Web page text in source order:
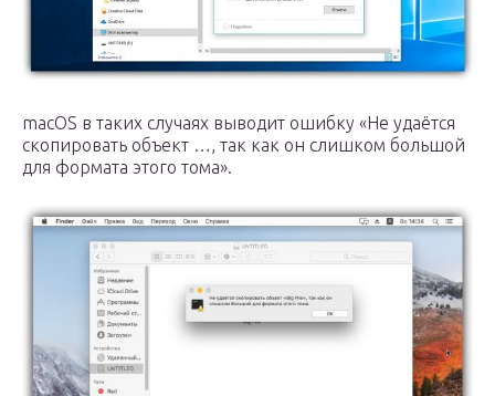
macOS в таких случаях выводит ошибку «Не удаётся
скопировать объект …, так как он слишком большой
для формата этого тома».